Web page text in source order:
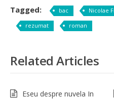
Tagged: bac Nicolae
rezumat
roman
Related Articles
Eseu despre nuvela In